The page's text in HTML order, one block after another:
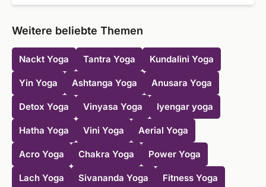
und Yogalehrer, sowie hohem Komfort und schöner Lange
Weitere beliebte Themen
Nackt Yoga Tantra Yoga Kundalini Yoga
Yin Yoga Ashtanga Yoga Anusara Yoga
Detox Yoga Vinyasa Yoga Iyengar yoga
Hatha Yoga Vini Yoga Aerial Yoga
Acro Yoga Chakra Yoga Power Yoga
Lach Yoga Sivananda Yoga Fitness Yoga